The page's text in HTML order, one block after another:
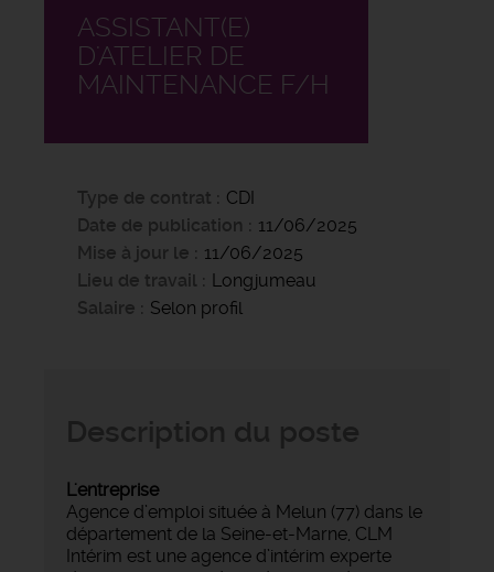
ASSISTANT(E)
D'ATELIER DE
MAINTENANCE F/H
Type de contrat
CDI
Date de publication
11/06/2025
Mise à jour le
11/06/2025
Lieu de travail
Longjumeau
Salaire
Selon profil
L'entreprise
Agence d’emploi située à Melun (77) dans le
département de la Seine-et-Marne, CLM
Intérim est une agence d’intérim experte